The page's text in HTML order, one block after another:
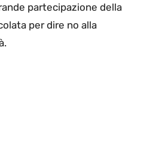
partecipazione della
per dire no alla